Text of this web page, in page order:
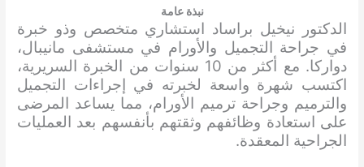
نبذة عامة
الدكتور نيخيل براساد استشاري متخصص وذو خبرة
في جراحة التجميل والأورام في مستشفى مانيبال،
دواركا. مع أكثر من 10 سنوات من الخبرة السريرية،
اكتسب شهرة واسعة لخبرته في إجراءات التجميل
والترميم وجراحة ترميم الأورام، مما يساعد المرضى
على استعادة وظائفهم وثقتهم بأنفسهم بعد العمليات
الجراحية المعقدة.